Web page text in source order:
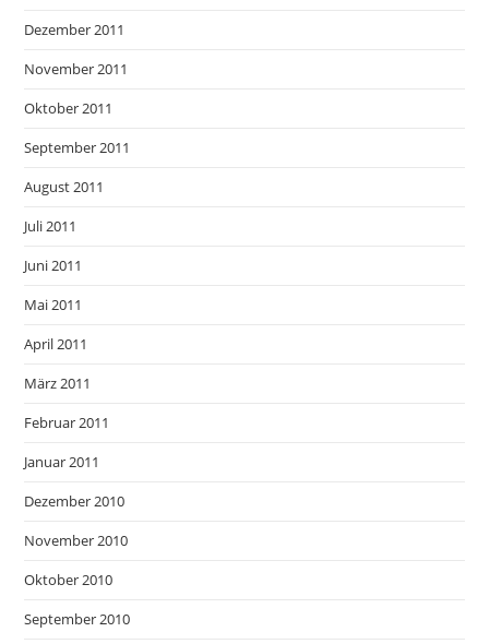
Dezember 2011
November 2011
Oktober 2011
September 2011
August 2011
Juli 2011
Juni 2011
Mai 2011
April 2011
März 2011
Februar 2011
Januar 2011
Dezember 2010
November 2010
Oktober 2010
September 2010